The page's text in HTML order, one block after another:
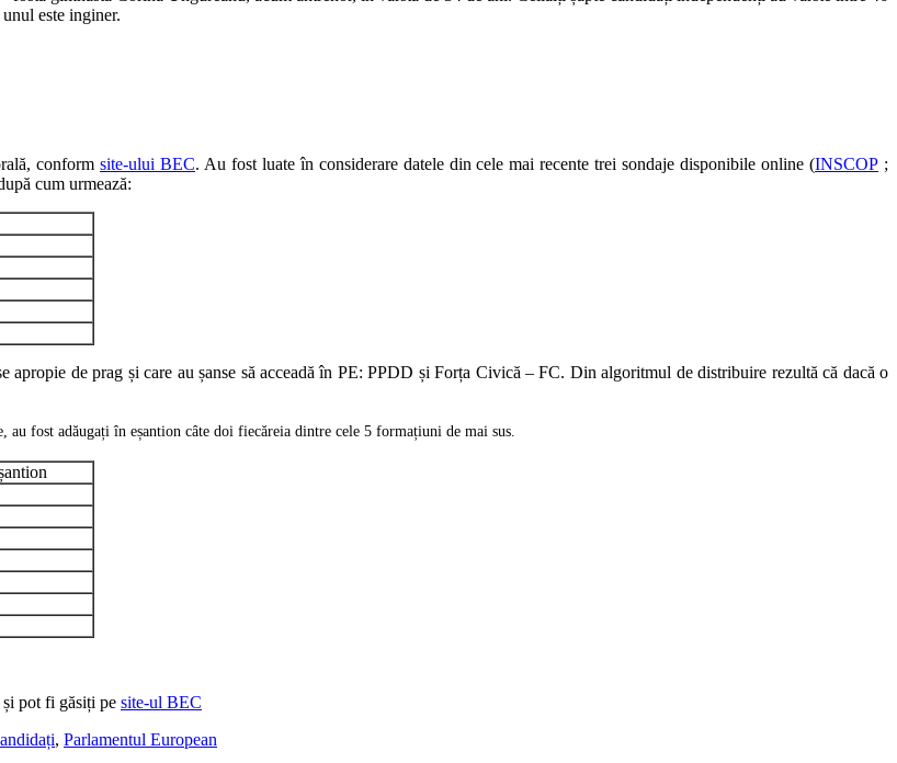
este inginer.
conformsite-ului BEC. Au fost luate în considerare datele din cele mai recente trei sondaje disponibile online (INSCOP ;
cum urmează:
apropie de prag și care au șanse să acceadă în PE: PPDD și Forța Civică – FC. Din algoritmul de distribuire rezultă că dacă o
fost adăugați în eșantion câte doi fiecăreia dintre cele 5 formațiuni de mai sus.
și pot fi găsiți pe site-ul BEC
, Parlamentul European